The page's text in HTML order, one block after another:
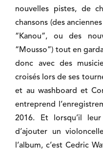
nouvelles pistes, de
chansons (des
“Kanou”, ou des
“Mousso”) tout en
donc avec des
croisés lors de ses
et au washboard et
entreprend
2016. Et lorsqu’il
d’ajouter un
l’album, c’est Cedric